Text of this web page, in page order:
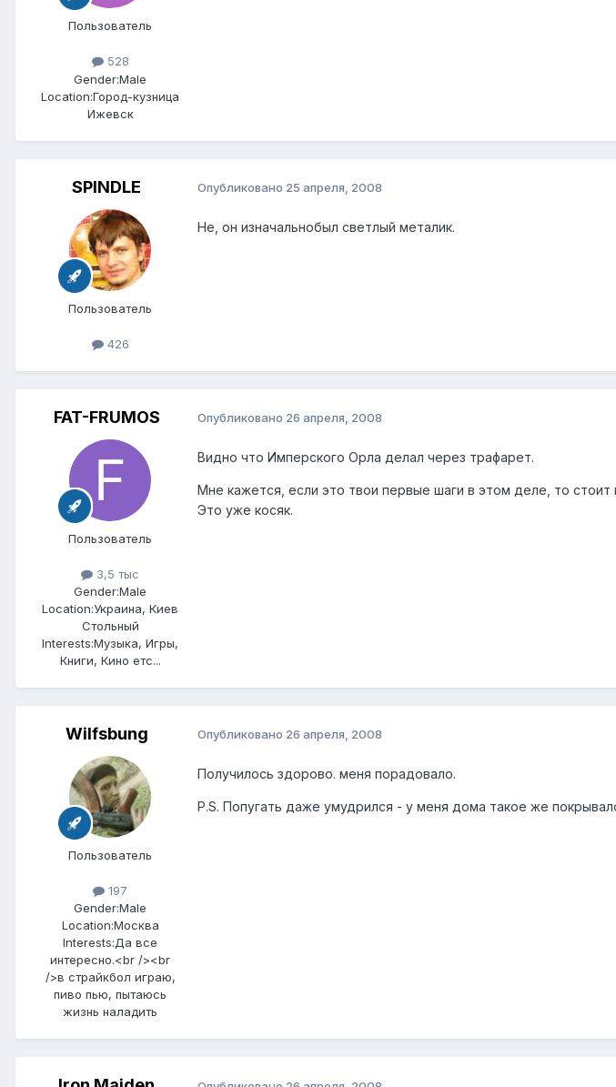
Пользователь
528
Gender:Male
Location:Город-кузница
Ижевск
SPINDLE
Пользователь
426
Опубликовано 25 апреля, 2008
Не, он изначальнобыл светлый металик.
FAT-FRUMOS
Пользователь
3,5 тыс
Gender:Male
Location:Украина, Киев
Стольный
Interests:Музыка, Игры,
Книги, Кино етс...
Опубликовано 26 апреля, 2008
Видно что Имперского Орла делал через трафарет.
Мне кажется, если это твои первые шаги в этом деле, то
Это уже косяк.
Wilfsbung
Пользователь
197
Gender:Male
Location:Москва
Interests:Да все
интересно.<br /><br
/>в страйкбол играю,
пиво пью, пытаюсь
жизнь наладить
Опубликовано 26 апреля, 2008
Получилось здорово. меня порадовало.
P.S. Попугать даже умудрился - у меня дома такое же